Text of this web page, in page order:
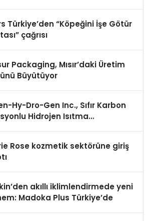
Türkiye’den “Köpeğini İşe Götür
çağrısı
Packaging, Mısır’daki Üretim
Büyütüyor
Hy-Dro-Gen Inc., Sıfır Karbon
Hidrojen Isıtma
Rose kozmetik sektörüne giriş
akıllı iklimlendirmede yeni
Madoka Plus Türkiye’de